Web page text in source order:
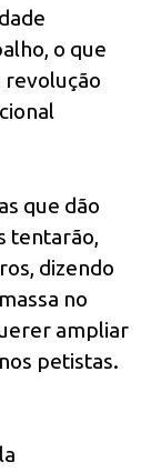
o que
que dão
tentarão,
dizendo
no
ampliar
petistas.